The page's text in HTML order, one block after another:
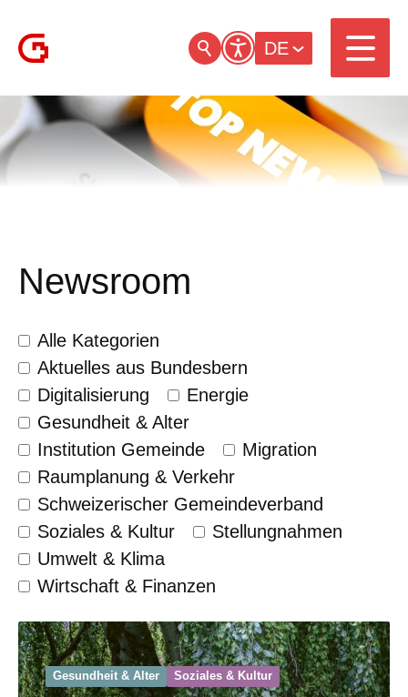
DE
Newsroom
Alle Kategorien
Aktuelles aus Bundesbern
Digitalisierung
Energie
Gesundheit & Alter
Institution Gemeinde
Migration
Raumplanung & Verkehr
Schweizerischer Gemeinde­verband
Soziales & Kultur
Stellungnahmen
Umwelt & Klima
Wirtschaft & Finanzen
Gesundheit & Alter Soziales & Kultur